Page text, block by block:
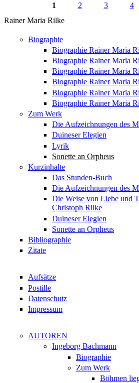
Seiten
1 2 3 4
Rainer Maria Rilke
Biographie
Biographie Rainer Maria
Biographie Rainer Maria
Biographie Rainer Maria
Biographie Rainer Maria
Biographie Rainer Maria
Biographie Rainer Maria
Zum Werk
Die Aufzeichnungen des
Duineser Elegien
Lyrik
Sonette an Orpheus
Kurzinhalte
Das Stunden-Buch
Die Aufzeichnungen des
Die Weise von Liebe und
Christoph Rilke
Duineser Elegien
Sonette an Orpheus
Bibliographie
Zitate
Aufsätze
Postille
Datenschutz
Impressum
AUTOREN
Ingeborg Bachmann
Biographie
Zum Werk
Böhmen